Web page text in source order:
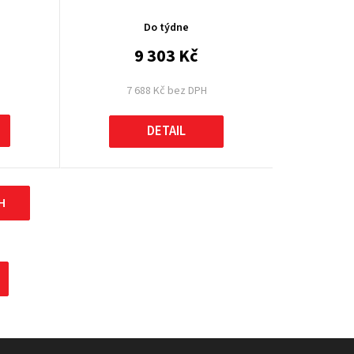
Do týdne
7 688 Kč bez DPH
9 303 Kč
DETAIL